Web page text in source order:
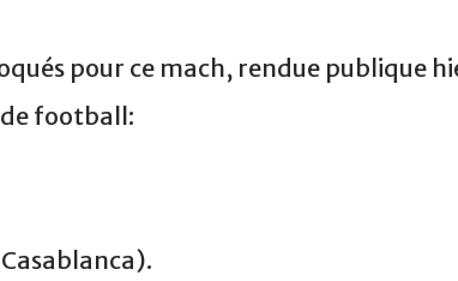
pour ce mach, rendue publique
football: